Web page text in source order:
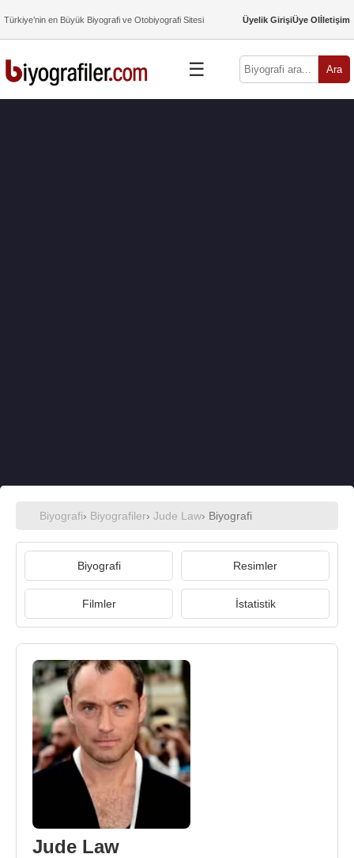
Türkiye’nin en Büyük Biyografi ve Otobiyografi Sitesi Üyelik GirişiÜye Olİletişim
☰ Ara
Biyografi› Biyografiler› Jude Law› Biyografi
Biyografi Resimler
Filmler İstatistik
Jude Law